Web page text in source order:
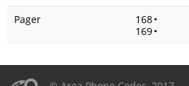
Pager
168•
169•